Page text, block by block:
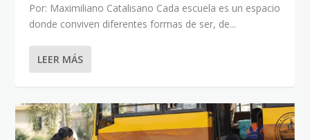
Por: Maximiliano Catalisano Cada escuela es un espacio
donde conviven diferentes formas de ser, de...
LEER MÁS